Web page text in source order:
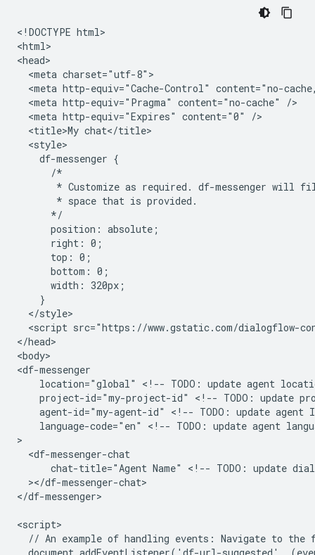
<!DOCTYPE html>
<html>
<head>
  <meta charset="utf-8">
<meta http-equiv="Cache-Control" content="no-
  <meta http-equiv="Pragma" content="no-cache" />
  <meta http-equiv="Expires" content="0" />
  <title>My chat</title>
  <style>
    df-messenger {
      /*
* Customize as required. df-messenger will
       * space that is provided.
      */
      position: absolute;
      right: 0;
      top: 0;
      bottom: 0;
      width: 320px;
    }
  </style>
<script src="https://www.gstatic.com/dialogflow-
</head>
<body>
<df-messenger
location="global" <!-- TODO: update agent
project-id="my-project-id" <!-- TODO: update
agent-id="my-agent-id" <!-- TODO: update agent
language-code="en" <!-- TODO: update agent
>
  <df-messenger-chat
chat-title="Agent Name" <!-- TODO: update
  ></df-messenger-chat>
</df-messenger>
<script>
// An example of handling events: Navigate to the